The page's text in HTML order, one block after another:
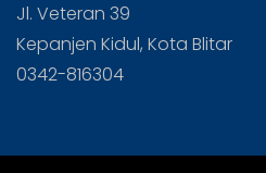
Jl. Veteran 39
Kepanjen Kidul, Kota Blitar
0342-816304